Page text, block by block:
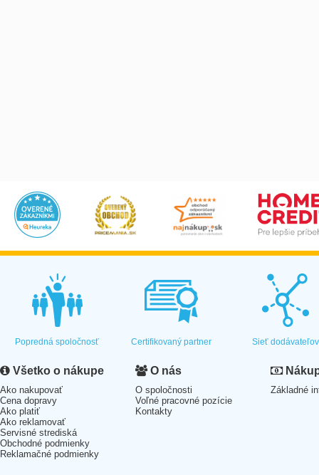
Popredná spoločnosť Certifikovaný partner Sieť dodávateľov
Všetko o nákupe
Ako nakupovať
Cena dopravy
Ako platiť
Ako reklamovať
Servisné strediská
Obchodné podmienky
Reklamačné podmienky
O nás
O spoločnosti
Voľné pracovné pozície
Kontakty
Základné